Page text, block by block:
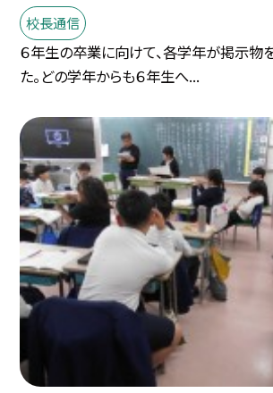
校長通信
６年生の卒業に向けて、各学年が掲示物
た。どの学年からも６年生へ...